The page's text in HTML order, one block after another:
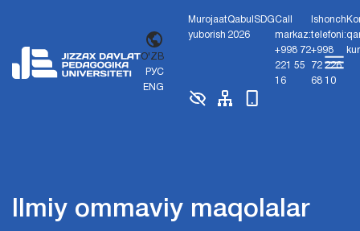
O'ZB
РУС
ENG
Murojaat
yuborish
Qabul
2026
SDGCall
markaz:
+998 72
221 55
16
Ishonch
telefoni:
+998
72 226
68 10
Ilmiy ommaviy maqolalar